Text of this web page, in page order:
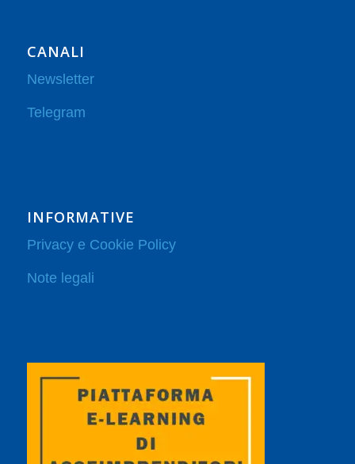
CANALI
Newsletter
Telegram
INFORMATIVE
Privacy e Cookie Policy
Note legali